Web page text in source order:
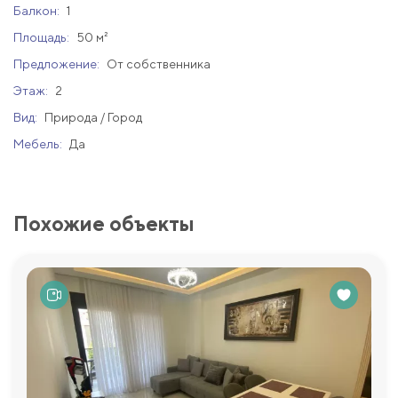
Балкон: 1
Площадь:
50 м²
Предложение:
От собственника
Этаж:
2
Вид:
Природа / Город
Мебель:
Да
Похожие объекты